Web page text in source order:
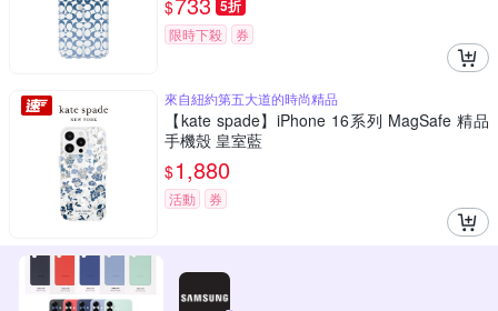
$
5折
限時下殺 券
來自紐約第五大道的時尚精品
【kate spade】iPhone 16系列 MagSafe 精品
手機殼 皇室藍
$1,880
活動 券